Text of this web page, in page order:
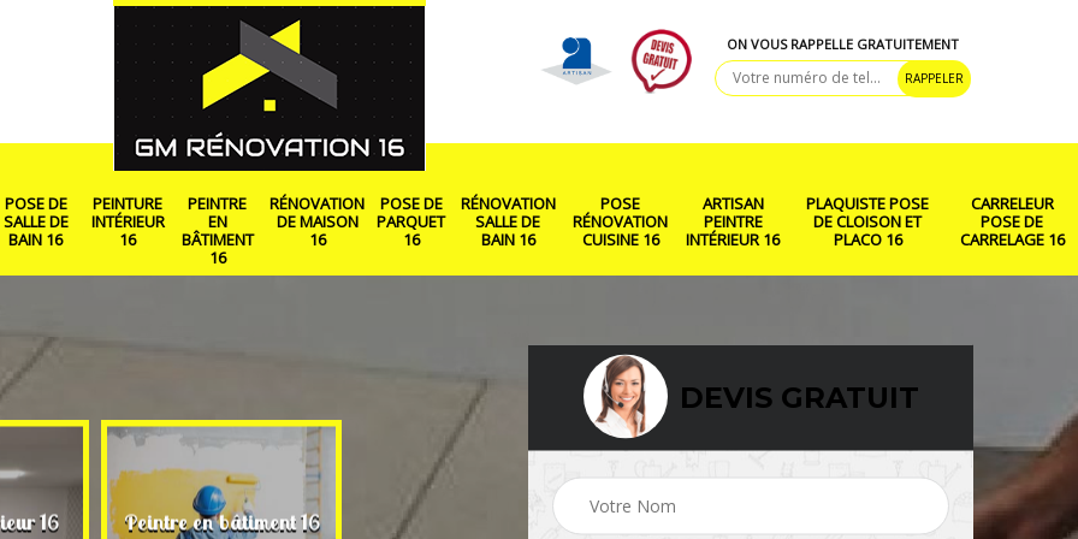
ON VOUS RAPPELLE GRATUITEMENT
POSE DE
SALLE DE
BAIN 16
PEINTURE
INTÉRIEUR
16
PEINTRE
EN
BÂTIMENT
16
RÉNOVATION
DE MAISON
16
POSE DE
PARQUET
16
RÉNOVATION
SALLE DE
BAIN 16
POSE
RÉNOVATION
CUISINE 16
ARTISAN
PEINTRE
INTÉRIEUR 16
PLAQUISTE POSE
DE CLOISON ET
PLACO 16
CARRELEUR
POSE DE
CARRELAGE 16
16 Peintre en bâtiment 16 Rénovation de maison Pose de parquet 16 Rénovation salle de
bain 16
DEVIS GRATUIT